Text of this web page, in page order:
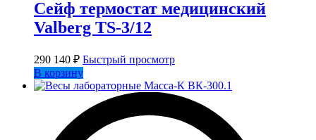
Сейф термостат медицинский
Valberg TS-3/12
290 140 ₽ Быстрый просмотр
В корзину